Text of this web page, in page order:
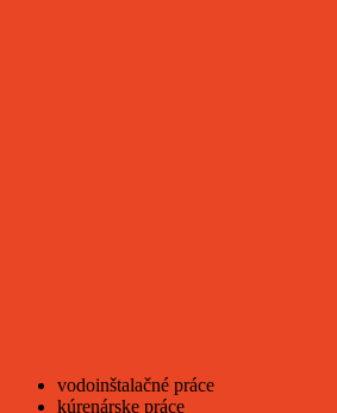
vodoinštalačné práce
kúrenárske práce